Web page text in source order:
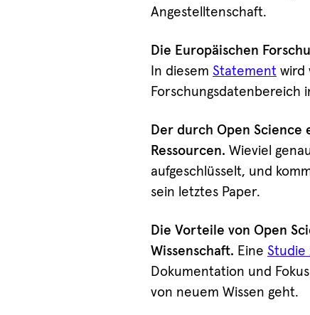
Angestelltenschaft.
Die Europäischen
In diesem Statement wird
Forschungsdatenbereich
Der durch Open
Ressourcen. Wieviel
aufgeschlüsselt, und
sein letztes Paper.
Die Vorteile von Open
Wissenschaft. Eine Studie
Dokumentation und
von neuem Wissen geht.